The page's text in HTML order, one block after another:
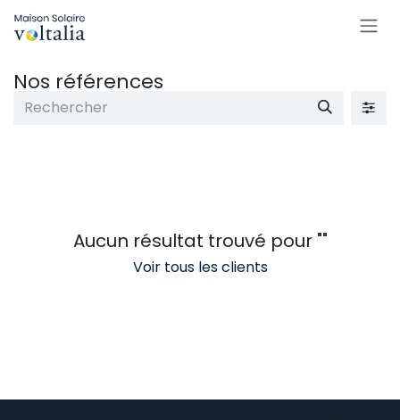
Nos références
Aucun résultat trouvé pour ""
Voir tous les clients